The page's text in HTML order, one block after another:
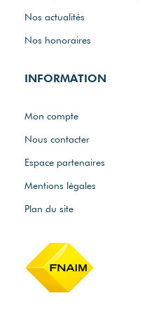
Nos actualités
Nos honoraires
INFORMATION
Mon compte
Nous contacter
Espace partenaires
Mentions légales
Plan du site